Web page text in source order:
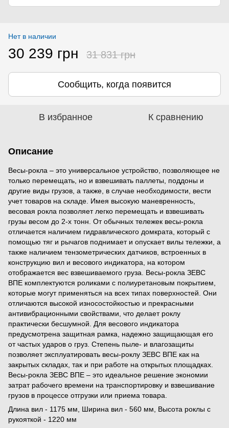
Нет в наличии
30 239 грн 31 831 грн
Сообщить, когда появится
В избранное К сравнению
Описание
Весы-рокла – это универсальное устройство, позволяющее не
только перемещать, но и взвешивать паллеты, поддоны и
другие виды грузов, а также, в случае необходимости, вести
учет товаров на складе. Имея высокую маневренность,
весовая рокла позволяет легко перемещать и взвешивать
грузы весом до 2-х тонн. От обычных тележек весы-рокла
отличается наличием гидравлического домкрата, который с
помощью тяг и рычагов поднимает и опускает вилы тележки, а
также наличием тензометрических датчиков, встроенных в
конструкцию вил и весового индикатора, на котором
отображается вес взвешиваемого груза. Весы-рокла ЗЕВС
ВПЕ комплектуются роликами с полиуретановым покрытием,
которые могут применяться на всех типах поверхностей. Они
отличаются высокой износостойкостью и прекрасными
антивибрационными свойствами, что делает роклу
практически бесшумной. Для весового индикатора
предусмотрена защитная рамка, надежно защищающая его
от частых ударов о груз. Степень пыле- и влагозащиты
позволяет эксплуатировать весы-роклу ЗЕВС ВПЕ как на
закрытых складах, так и при работе на открытых площадках.
Весы-рокла ЗЕВС ВПЕ – это идеальное решение экономии
затрат рабочего времени на транспортировку и взвешивание
грузов в процессе отгрузки или приема товара.
Длина вил - 1175 мм, Ширина вил - 560 мм, Высота роклы с
рукояткой - 1220 мм